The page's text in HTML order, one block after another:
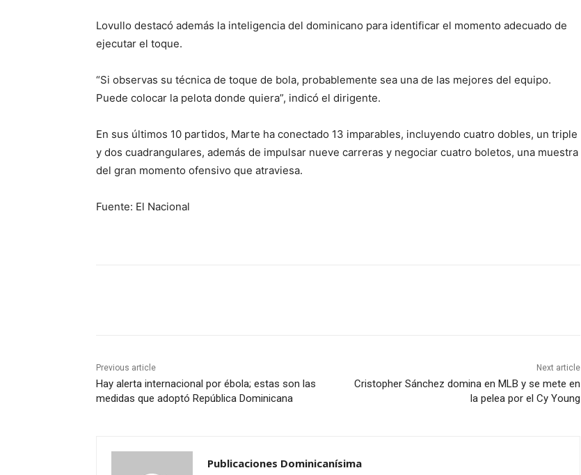
Lovullo destacó además la inteligencia del dominicano para identificar el momento adecuado de
ejecutar el toque.
“Si observas su técnica de toque de bola, probablemente sea una de las mejores del equipo.
Puede colocar la pelota donde quiera”, indicó el dirigente.
En sus últimos 10 partidos, Marte ha conectado 13 imparables, incluyendo cuatro dobles, un triple
y dos cuadrangulares, además de impulsar nueve carreras y negociar cuatro boletos, una muestra
del gran momento ofensivo que atraviesa.
Fuente: El Nacional
Previous article
Hay alerta internacional por ébola; estas son las
medidas que adoptó República Dominicana
Next article
Cristopher Sánchez domina en MLB y se mete en
la pelea por el Cy Young
Publicaciones Dominicanísima